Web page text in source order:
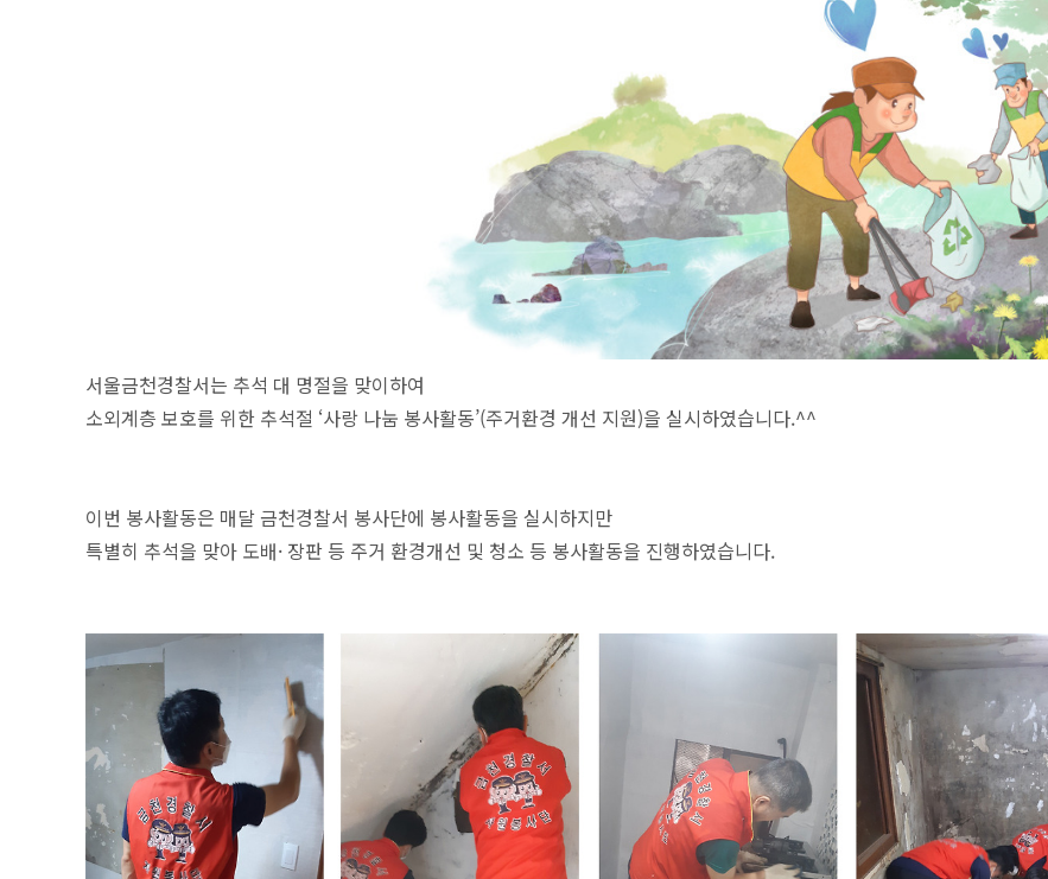
서울금천경찰서는 추석 대 명절을 맞이하여
소외계층 보호를 위한 추석절 ‘사랑 나눔 봉사활동’(주거환경 개선 지원)을 실시하였습니다.^^
이번 봉사활동은 매달 금천경찰서 봉사단에 봉사활동을 실시하지만
특별히 추석을 맞아 도배· 장판 등 주거 환경개선 및 청소 등 봉사활동을 진행하였습니다.